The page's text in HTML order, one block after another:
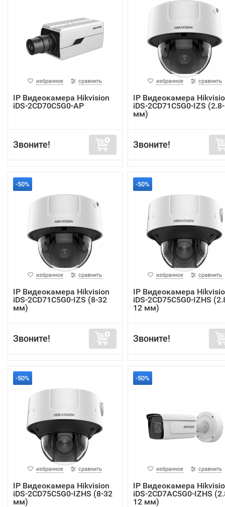
избранное сравнить
IP Видеокамера Hikvision
iDS-2CD70C5G0-AP
Звоните!
избранное сравнить
IP Видеокамера
iDS-2CD71C5G0-IZS
мм)
Звоните!
-50%
избранное сравнить
IP Видеокамера Hikvision
iDS-2CD71C5G0-IZS (8-32
мм)
Звоните!
-50%
избранное сравнить
IP Видеокамера
iDS-2CD75C5G0-IZHS
12 мм)
Звоните!
-50%
избранное сравнить
IP Видеокамера Hikvision
iDS-2CD75C5G0-IZHS (8-32
мм)
-50%
избранное сравнить
IP Видеокамера
iDS-2CD7AC5G0-IZHS
12 мм)